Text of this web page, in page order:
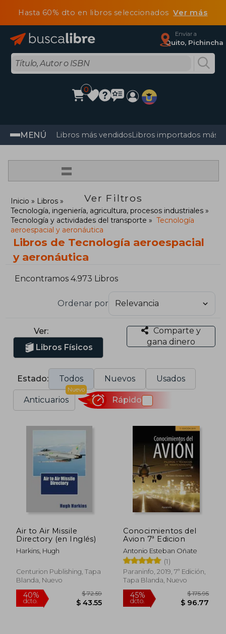
Hasta 60% dto en libros seleccionadosVer más
Enviar a
Quito, Pichincha
0
MENÚ Libros más vendidosLibros importados más
=
Ver Filtros
Inicio
Libros
Tecnología, ingeniería, agricultura, procesos industriales
Tecnología y actividades del transporte
Tecnología
aeroespacial y aeronáutica
Libros de Tecnología aeroespacial
y aeronáutica
Encontramos 4.973 Libros
Ordenar por
Ver:
Libros Físicos
Comparte y
gana dinero
Estado: Todos Nuevos Usados
Anticuarios
Nuevo
Rápido
Air to Air Missile
Directory (en Inglés)
Harkins, Hugh
Centurion Publishing, Tapa
Blanda, Nuevo
Conocimientos del
Avion 7ª Edicion
Antonio Esteban Oñate
(1)
Paraninfo, 2019, 7ª Edición,
Tapa Blanda, Nuevo